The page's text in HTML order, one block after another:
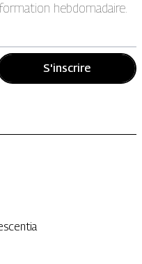
hebdomadaire.
S'inscrire